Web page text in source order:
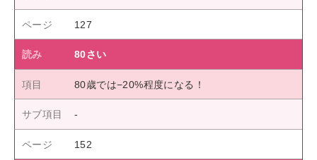
127
80さい
80歳では−20%程度になる！
152